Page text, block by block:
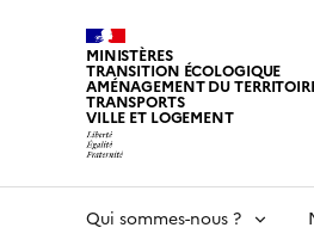
MINISTÈRES
TRANSITION ÉCOLOGIQUE
AMÉNAGEMENT DU
TRANSPORTS
VILLE ET LOGEMENT
Qui sommes-nous ?